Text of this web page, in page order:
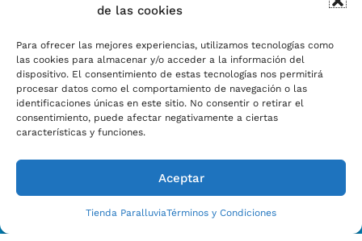
de las cookies
Para ofrecer las mejores experiencias, utilizamos tecnologías como
las cookies para almacenar y/o acceder a la información del
dispositivo. El consentimiento de estas tecnologías nos permitirá
procesar datos como el comportamiento de navegación o las
identificaciones únicas en este sitio. No consentir o retirar el
consentimiento, puede afectar negativamente a ciertas
características y funciones.
Aceptar
Tienda ParalluviaTérminos y Condiciones
Estamos Para Ayudarle
CONTACTO CON NOSOTROS HOY